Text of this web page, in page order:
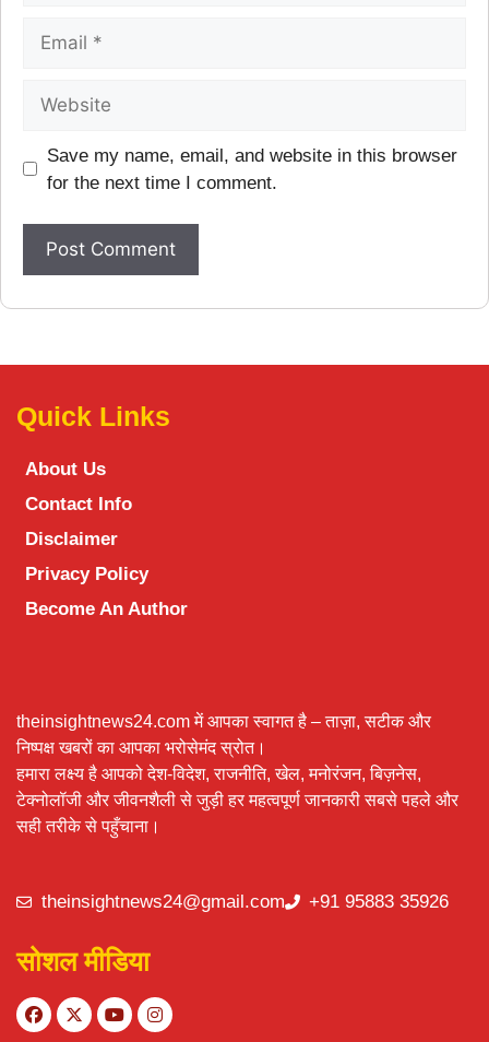
Save my name, email, and website in this browser
for the next time I comment.
Quick Links
About Us
Contact Info
Disclaimer
Privacy Policy
Become An Author
theinsightnews24.com में आपका स्वागत है – ताज़ा, सटीक और
निष्पक्ष खबरों का आपका भरोसेमंद स्रोत।
हमारा लक्ष्य है आपको देश-विदेश, राजनीति, खेल, मनोरंजन, बिज़नेस,
टेक्नोलॉजी और जीवनशैली से जुड़ी हर महत्वपूर्ण जानकारी सबसे पहले और
सही तरीके से पहुँचाना।
theinsightnews24@gmail.com +91 95883 35926
सोशल मीडिया